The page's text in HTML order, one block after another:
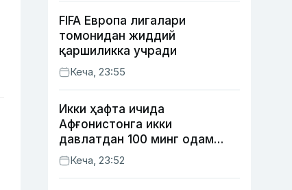
FIFA Европа лигалари
томонидан жиддий
қаршиликка учради
Кеча, 23:55
Икки ҳафта ичида
Афғонистонга икки
давлатдан 100 минг одам
қайтиб келди
Кеча, 23:52